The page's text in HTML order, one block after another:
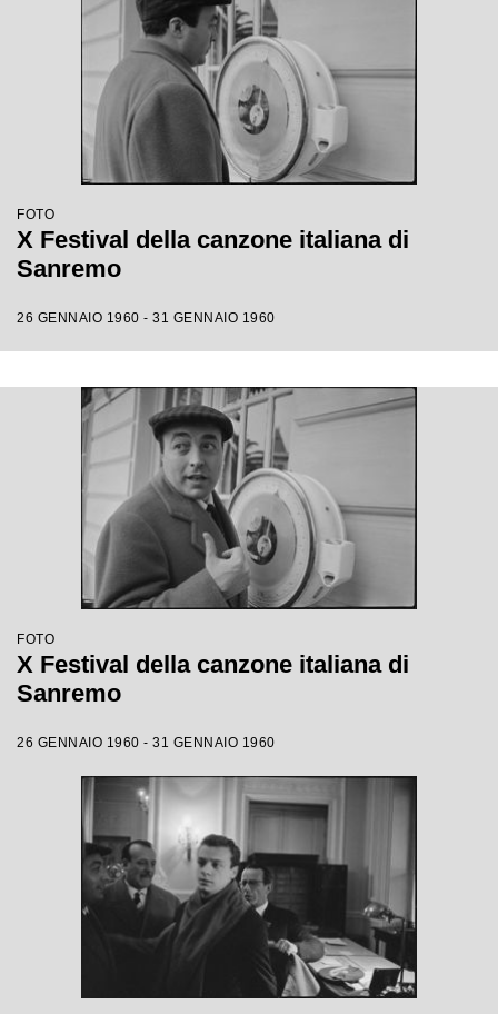
FOTO
X Festival della canzone italiana di
Sanremo
26 GENNAIO 1960 - 31 GENNAIO 1960
FOTO
X Festival della canzone italiana di
Sanremo
26 GENNAIO 1960 - 31 GENNAIO 1960